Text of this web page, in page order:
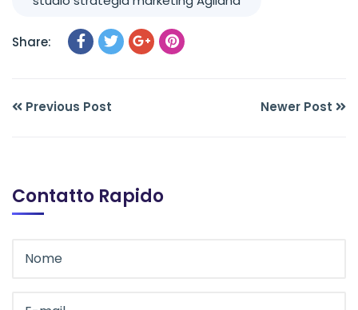
Share:
Previous Post Newer Post
Contatto Rapido